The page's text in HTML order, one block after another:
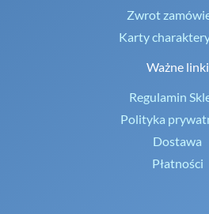
Zwrot
Karty
Ważne linki
Regulamin
Polityka
Dostawa
Płatności